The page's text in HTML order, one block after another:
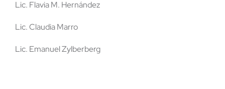
Lic. Flavia M. Hernández
Lic. Claudia Marro
Lic. Emanuel Zylberberg